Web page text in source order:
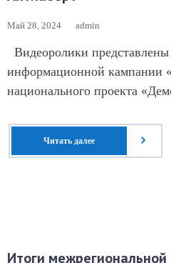
Май 28, 2024 admin
Видеоролики
информационной кампании
национального проекта
Читать далее
Итоги